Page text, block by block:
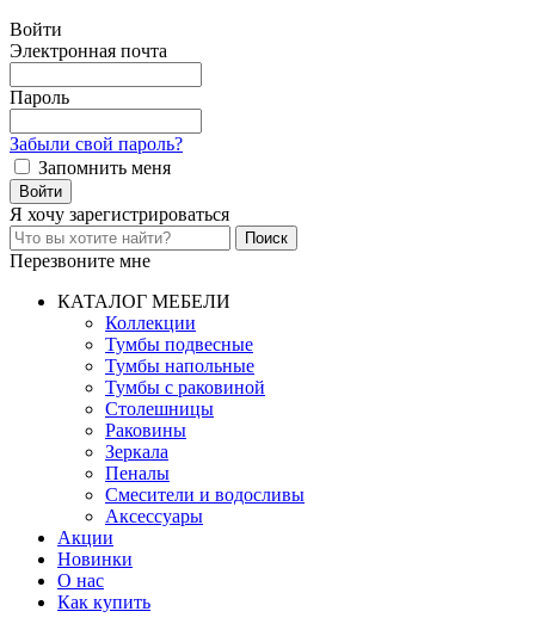
Войти
Электронная почта
Пароль
Забыли свой пароль?
Запомнить меня
Я хочу зарегистрироваться
Перезвоните мне
КАТАЛОГ МЕБЕЛИ
Коллекции
Тумбы подвесные
Тумбы напольные
Тумбы с раковиной
Столешницы
Раковины
Зеркала
Пеналы
Смесители и водосливы
Аксессуары
Акции
Новинки
О нас
Как купить